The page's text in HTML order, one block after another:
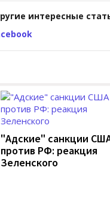
интересные
"Адские" санкции
против РФ: реакция
Зеленского